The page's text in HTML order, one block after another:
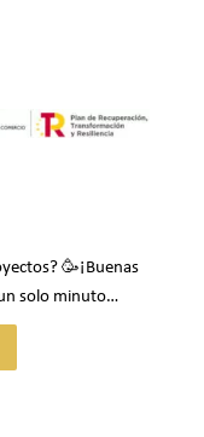
🥳¡Buenas
solo minuto…